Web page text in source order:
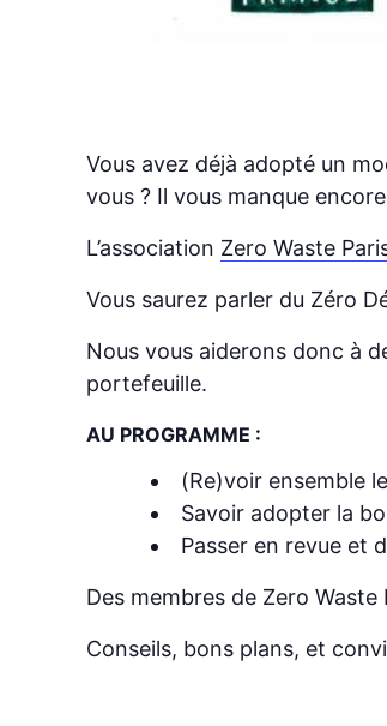
Vous avez déjà adopté un
vous ? Il vous manque
L’association Zero Waste
Vous saurez parler du Zéro
Nous vous aiderons donc à
portefeuille.
AU PROGRAMME :
(Re)voir ensemble
Savoir adopter la
Passer en revue et
Des membres de Zero
Conseils, bons plans, et